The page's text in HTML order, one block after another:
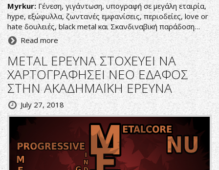
Myrkur:Γένεση, γιγάντωση, υπογραφή σε μεγάλη εταιρία,
hype, εξώφυλλα, ζωντανές εμφανίσεις, περιοδείες, love or
hate δουλειές, black metal και Σκανδιναβική παράδοση…
Read more
METAL ΕΡΕΥΝΑ ΣΤΟΧΕΥΕΙ ΝΑ
ΧΑΡΤΟΓΡΑΦΗΣΕΙ ΝΕΟ ΕΔΑΦΟΣ
ΣΤΗΝ ΑΚΑΔΗΜΑΪΚΗ ΕΡΕΥΝΑ
July 27, 2018